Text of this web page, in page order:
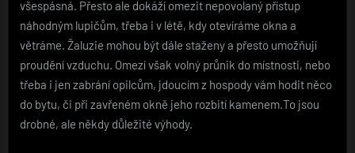
všespásná. Přesto ale dokáží omezit nepovolaný přístup
náhodným lupičům, třeba i v létě, kdy otevíráme okna a
větráme. Žaluzie mohou být dále staženy a přesto umožňují
proudění vzduchu. Omezí však volný průnik do místnosti, nebo
třeba i jen zabrání opilcům, jdoucím z hospody vám hodit něco
do bytu, či při zavřeném okně jeho rozbití kamenem.To jsou
drobné, ale někdy důležité výhody.